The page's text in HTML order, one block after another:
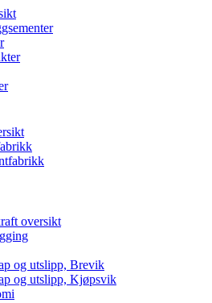
oversikt
og utslipp, Brevik
og utslipp, Kjøpsvik